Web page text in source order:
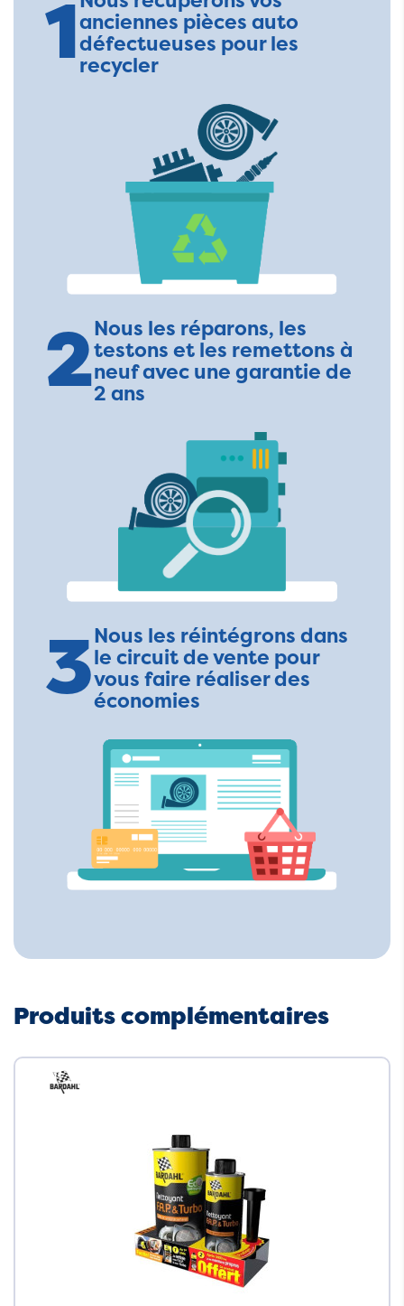
1anciennes pièces auto
défectueuses pour les
recycler
2Nous les réparons, les
testons et les remettons à
neuf avec une garantie de
2 ans
3Nous les réintégrons dans
le circuit de vente pour
vous faire réaliser des
économies
Produits complémentaires
Neuf